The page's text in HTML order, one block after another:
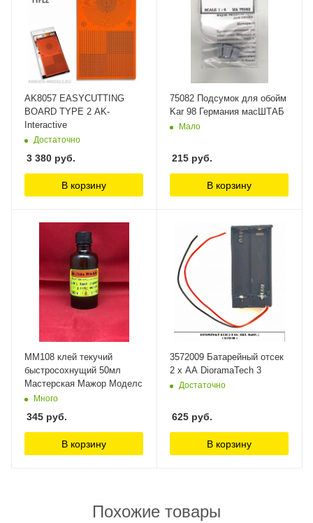
AK8057 EASYCUTTING
BOARD TYPE 2 AK-
Interactive
Достаточно
3 380 руб.
В корзину
75082 Подсумок для обойм
Kar 98 Германия масШТАБ
Мало
215 руб.
В корзину
ММ108 клей текучий
быстросохнущий 50мл
Мастерская Мажор Моделс
Много
345 руб.
В корзину
3572009 Батарейный отсек
2 х АА DioramaTech 3
Достаточно
625 руб.
В корзину
Похожие товары